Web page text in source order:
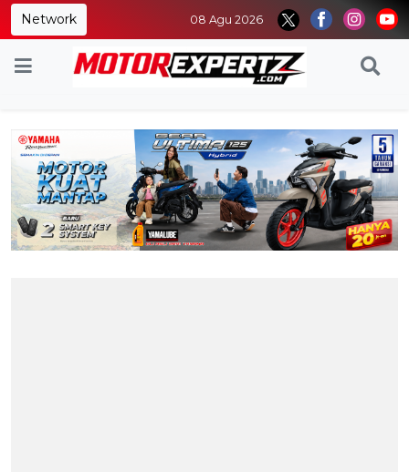
Network 08 Agu 2026